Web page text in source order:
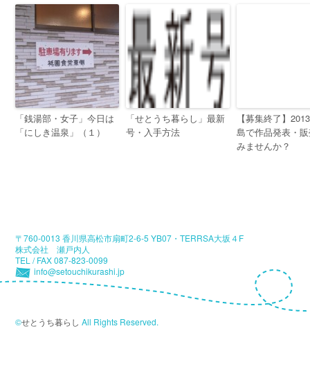
「銭湯部・女子」今日は
「にしき温泉」（１）
「せとうち暮らし」最新
号・入手方法
【募集終了】
島で作品発表・
みませんか？
〒760-0013 香川県高松市扇町2-6-5 YB07・TERRSA大坂４F
株式会社 瀬戸内人
TEL / FAX 087-823-0099
info@setouchikurashi.jp
©せとうち暮らし All Rights Reserved.